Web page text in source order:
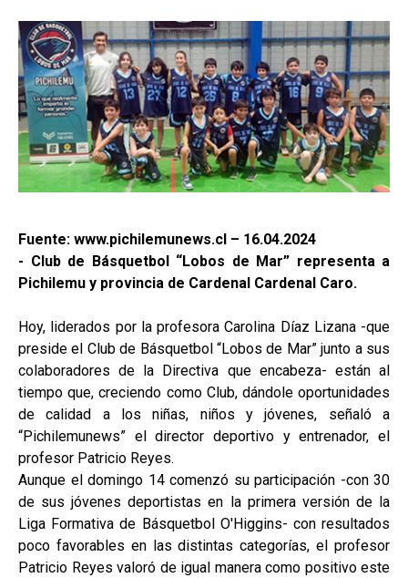
Fuente: www.pichilemunews.cl – 16.04.2024
- Club de Básquetbol “Lobos de Mar” representa a
Pichilemu y provincia de Cardenal Cardenal Caro.
Hoy, liderados por la profesora Carolina Díaz Lizana -que
preside el Club de Básquetbol “Lobos de Mar” junto a sus
colaboradores de la Directiva que encabeza- están al
tiempo que, creciendo como Club, dándole oportunidades
de calidad a los niñas, niños y jóvenes, señaló a
“Pichilemunews” el director deportivo y entrenador, el
profesor Patricio Reyes.
Aunque el domingo 14 comenzó su participación -con 30
de sus jóvenes deportistas en la primera versión de la
Liga Formativa de Básquetbol O'Higgins- con resultados
poco favorables en las distintas categorías, el profesor
Patricio Reyes valoró de igual manera como positivo este